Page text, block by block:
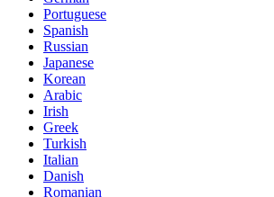
Portuguese
Spanish
Russian
Japanese
Korean
Arabic
Irish
Greek
Turkish
Italian
Danish
Romanian